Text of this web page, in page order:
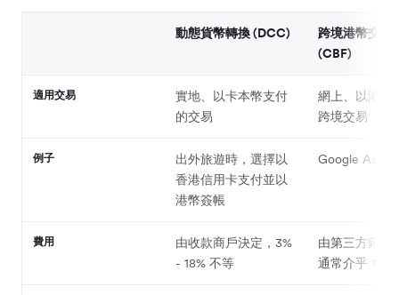
動態貨幣轉換 (DCC)
跨境港幣交易
(CBF)
適用交易
實地、以卡本幣支付
的交易
網上、以港幣
跨境交易
例子
出外旅遊時，選擇以
香港信用卡支付並以
港幣簽帳
Google Ads
費用
由收款商戶決定，3%
- 18% 不等
由第三方銀行
通常介乎 1% -